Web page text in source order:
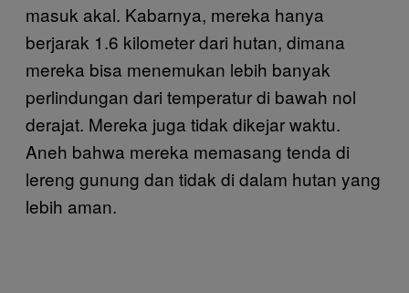
masuk akal. Kabarnya, mereka hanya
berjarak 1.6 kilometer dari hutan, dimana
mereka bisa menemukan lebih banyak
perlindungan dari temperatur di bawah nol
derajat. Mereka juga tidak dikejar waktu.
Aneh bahwa mereka memasang tenda di
lereng gunung dan tidak di dalam hutan yang
lebih aman.